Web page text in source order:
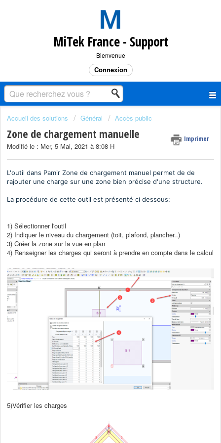
MiTek France - Support
Bienvenue
Connexion
Accueil des solutions Général Accès public
Zone de chargement manuelle Imprimer
Modifié le : Mer, 5 Mai, 2021 à 8:08 H
L'outil dans Pamir Zone de chargement manuel permet de de
rajouter une charge sur une zone bien précise d'une structure.
La procédure de cette outil est présenté ci dessous:
1) Sélectionner l'outil
2) Indiquer le niveau du chargement (toit, plafond, plancher..)
3) Créer la zone sur la vue en plan
4) Renseigner les charges qui seront à prendre en compte dans le calcul
5)Vérifier les charges